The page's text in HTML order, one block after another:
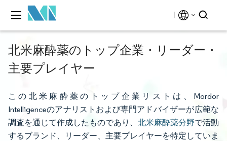
北米麻酔薬のトップ企業・リーダー・
主要プレイヤー
この北米麻酔薬のトップ企業リストは、Mordor
Intelligenceのアナリストおよび専門アドバイザーが広範な
調査を通じて作成したものであり、 北米麻酔薬分野で活動
するブランド、リーダー、主要プレイヤーを特定していま